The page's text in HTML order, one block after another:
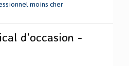
moins cher
d'occasion -